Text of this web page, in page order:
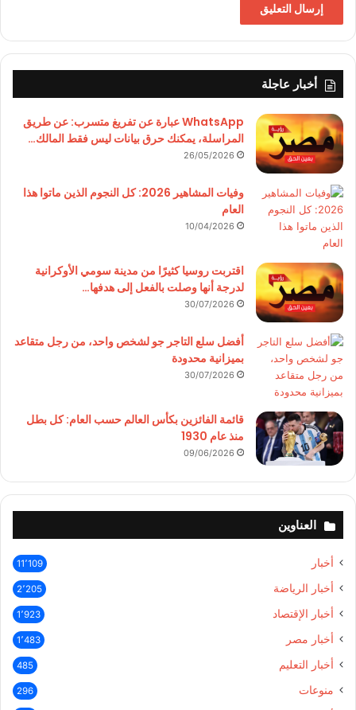
أخبار عاجلة
WhatsApp عبارة عن تفريغ متسرب: عن طريق
المراسلة، يمكنك حرق بيانات ليس فقط المالك…
26/05/2026
وفيات المشاهير 2026: كل النجوم الذين ماتوا هذا
العام
10/04/2026
اقتربت روسيا كثيرًا من مدينة سومي الأوكرانية
لدرجة أنها وصلت بالفعل إلى هدفها…
30/07/2026
أفضل سلع التاجر جو لشخص واحد، من رجل متقاعد
بميزانية محدودة
30/07/2026
قائمة الفائزين بكأس العالم حسب العام: كل بطل
منذ عام 1930
09/06/2026
العناوين
أخبار 11٬109
أخبار الرياضة 2٬205
أخبار الإقتصاد 1٬923
أخبار مصر 1٬483
أخبار التعليم 485
منوعات 296